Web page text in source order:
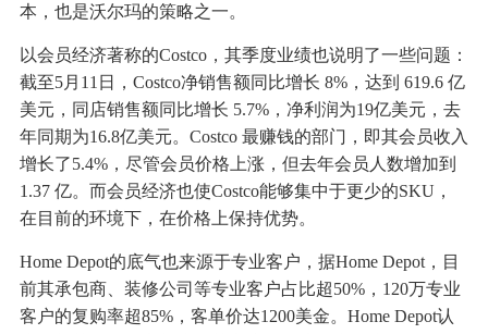
本，也是沃尔玛的策略之一。
以会员经济著称的Costco，其季度业绩也说明了一些问题：
截至5月11日，Costco净销售额同比增长 8%，达到 619.6 亿
美元，同店销售额同比增长 5.7%，净利润为19亿美元，去
年同期为16.8亿美元。Costco 最赚钱的部门，即其会员收入
增长了5.4%，尽管会员价格上涨，但去年会员人数增加到
1.37 亿。而会员经济也使Costco能够集中于更少的SKU，
在目前的环境下，在价格上保持优势。
Home Depot的底气也来源于专业客户，据Home Depot，目
前其承包商、装修公司等专业客户占比超50%，120万专业
客户的复购率超85%，客单价达1200美金。Home Depot认